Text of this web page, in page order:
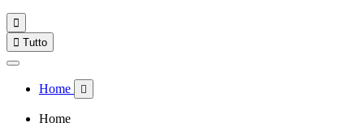

 Tutto
Home 
Home